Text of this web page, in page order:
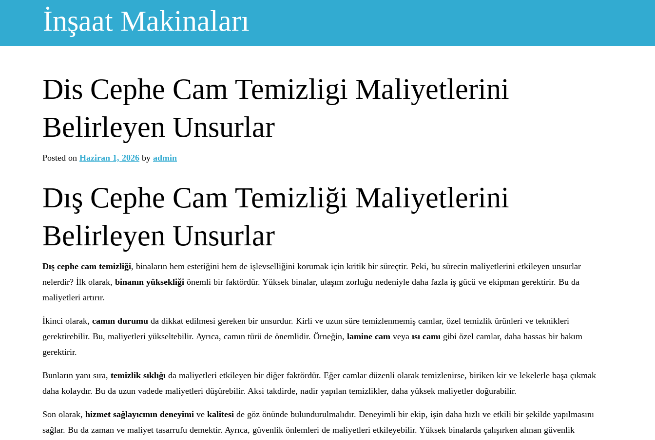
İnşaat Makinaları
Dis Cephe Cam Temizligi Maliyetlerini
Belirleyen Unsurlar
Posted on Haziran 1, 2026 by admin
Dış Cephe Cam Temizliği Maliyetlerini
Belirleyen Unsurlar
Dış cephe cam temizliği, binaların hem estetiğini hem de işlevselliğini korumak için kritik bir süreçtir. Peki, bu sürecin maliyetlerini etkileyen unsurlar
nelerdir? İlk olarak, binanın yüksekliği önemli bir faktördür. Yüksek binalar, ulaşım zorluğu nedeniyle daha fazla iş gücü ve ekipman gerektirir. Bu da
maliyetleri artırır.
İkinci olarak, camın durumu da dikkat edilmesi gereken bir unsurdur. Kirli ve uzun süre temizlenmemiş camlar, özel temizlik ürünleri ve teknikleri
gerektirebilir. Bu, maliyetleri yükseltebilir. Ayrıca, camın türü de önemlidir. Örneğin, lamine cam veya ısı camı gibi özel camlar, daha hassas bir bakım
gerektirir.
Bunların yanı sıra, temizlik sıklığı da maliyetleri etkileyen bir diğer faktördür. Eğer camlar düzenli olarak temizlenirse, biriken kir ve lekelerle başa çıkmak
daha kolaydır. Bu da uzun vadede maliyetleri düşürebilir. Aksi takdirde, nadir yapılan temizlikler, daha yüksek maliyetler doğurabilir.
Son olarak, hizmet sağlayıcının deneyimi ve kalitesi de göz önünde bulundurulmalıdır. Deneyimli bir ekip, işin daha hızlı ve etkili bir şekilde yapılmasını
sağlar. Bu da zaman ve maliyet tasarrufu demektir. Ayrıca, güvenlik önlemleri de maliyetleri etkileyebilir. Yüksek binalarda çalışırken alınan güvenlik